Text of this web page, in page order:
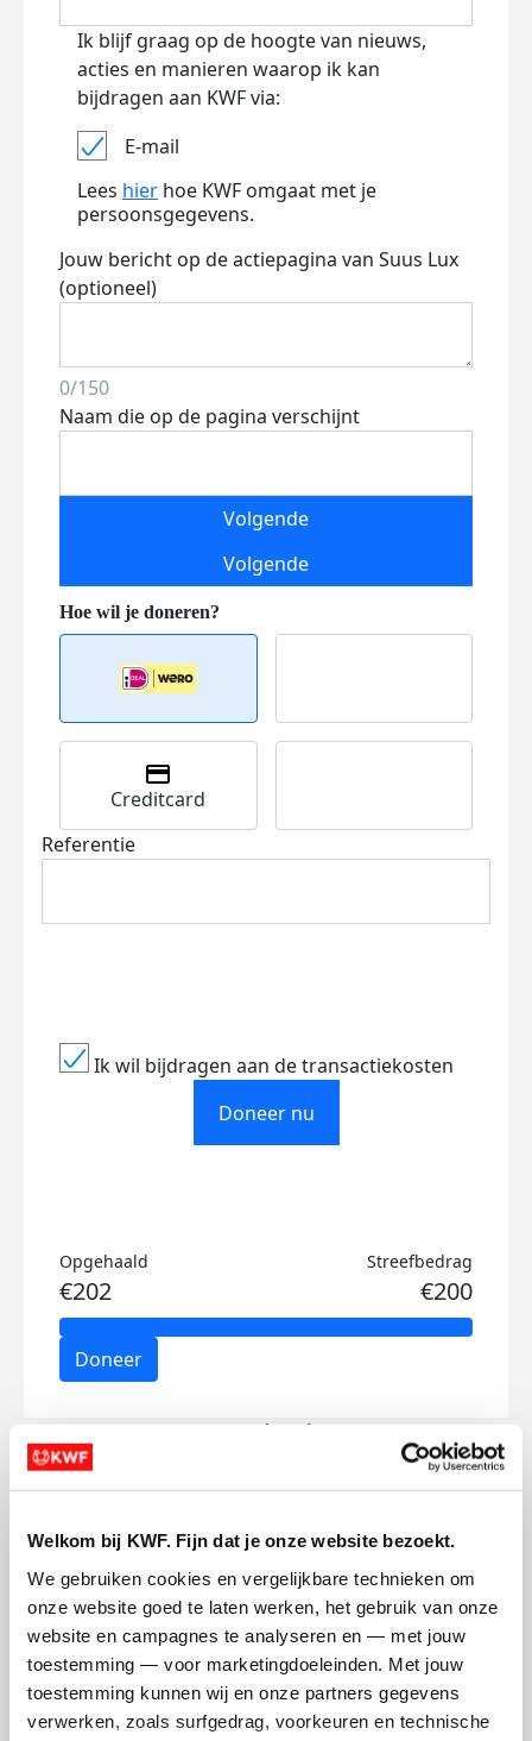
Welkom bij KWF. Fijn dat je onze website bezoekt.
We gebruiken cookies en vergelijkbare technieken om
onze website goed te laten werken, het gebruik van onze
website en campagnes te analyseren en — met jouw
toestemming — voor marketingdoeleinden. Met jouw
toestemming kunnen wij en onze partners gegevens
verwerken, zoals surfgedrag, voorkeuren en technische
Ik blijf graag op de hoogte van nieuws,
acties en manieren waarop ik kan
bijdragen aan KWF via:
E-mail
Lees hier hoe KWF omgaat met je
persoonsgegevens.
Jouw bericht op de actiepagina van Suus Lux
(optioneel)
0/150
Naam die op de pagina verschijnt
Volgende
Volgende
Creditcard
Referentie
Ik wil bijdragen aan de transactiekosten
Doneer nu
Opgehaald
€202
Streefbedrag
€200
Doneer
Suus's badges